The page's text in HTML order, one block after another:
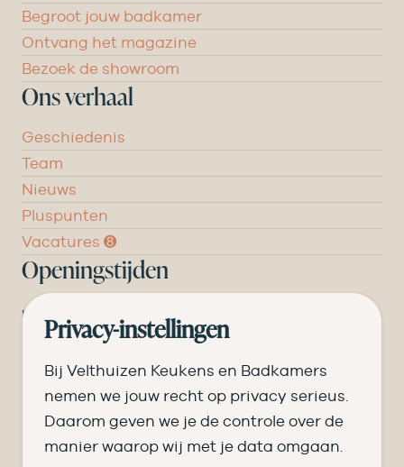
Begroot jouw badkamer
Ontvang het magazine
Bezoek de showroom
Ons verhaal
Geschiedenis
Team
Nieuws
Pluspunten
Vacatures ➑
Openingstijden
DI 09.00 tot 17.30
09.00 tot 17.30
09.00 tot 20.00
Privacy-instellingen
Bij Velthuizen Keukens en Badkamers
nemen we jouw recht op privacy serieus.
Daarom geven we je de controle over de
manier waarop wij met je data omgaan.